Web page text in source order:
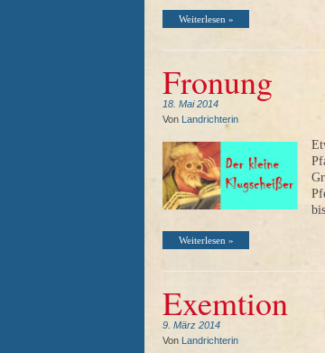
Weiterlesen »
Fronung
18. Mai 2014
Von Landrichterin
Weiterlesen »
Exemtion
9. März 2014
Von Landrichterin